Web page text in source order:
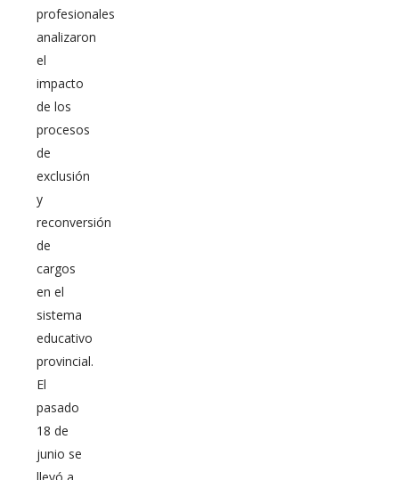
profesionales
analizaron
el
impacto
de los
procesos
de
exclusión
y
reconversión
de
cargos
en el
sistema
educativo
provincial.
El
pasado
18 de
junio se